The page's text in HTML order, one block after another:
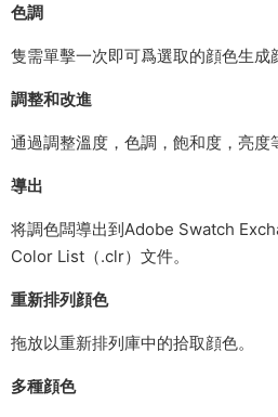
色調
隻需單擊一次即可爲選取的顔色生成
調整和改進
通過調整溫度，色調，飽和度，亮
導出
将調色闆導出到Adobe Swatch
Color List（.clr）文件。
重新排列顔色
拖放以重新排列庫中的拾取顔色。
多種顔色